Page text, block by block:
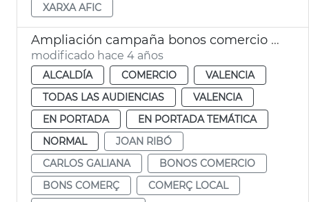
XARXA AFIC
Ampliación campaña bonos comercio vlc
modificado hace 4 años
ALCALDÍA COMERCIO
VALENCIA
TODAS LAS AUDIENCIAS
VALENCIA
EN PORTADA
EN PORTADA TEMÁTICA
NORMAL
JOAN RIBÓ
CARLOS GALIANA
BONOS COMERCIO
BONS COMERÇ
COMERÇ LOCAL